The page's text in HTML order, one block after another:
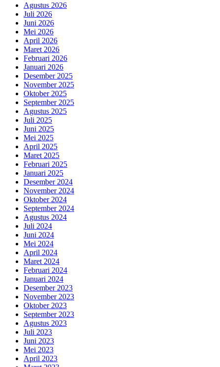
Agustus 2026
Juli 2026
Juni 2026
Mei 2026
April 2026
Maret 2026
Februari 2026
Januari 2026
Desember 2025
November 2025
Oktober 2025
September 2025
Agustus 2025
Juli 2025
Juni 2025
Mei 2025
April 2025
Maret 2025
Februari 2025
Januari 2025
Desember 2024
November 2024
Oktober 2024
September 2024
Agustus 2024
Juli 2024
Juni 2024
Mei 2024
April 2024
Maret 2024
Februari 2024
Januari 2024
Desember 2023
November 2023
Oktober 2023
September 2023
Agustus 2023
Juli 2023
Juni 2023
Mei 2023
April 2023